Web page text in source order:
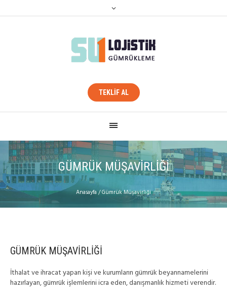
TEKLİF AL
GÜMRÜK MÜŞAVIRLIĞI
Anasayfa/Gümrük Müşavirliği
GÜMRÜK MÜŞAVİRLİĞİ
İthalat ve ihracat yapan kişi ve kurumların gümrük beyannamelerini
hazırlayan, gümrük işlemlerini icra eden, danışmanlık hizmeti verendir.